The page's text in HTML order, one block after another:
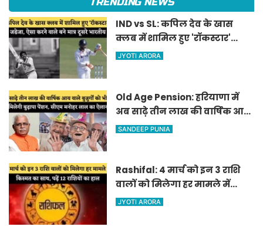
IND vs SL: कपिल देव के खास
क्लब में शामिल हुए 'रॉकस्टार'
जडेजा, ऐसा करने वाले बने मात्र
JYOTI ARORA
Old Age Pension: हरियाणा में
अब साढ़े तीन लाख की वार्षिक आय
वाले बुजुर्गों को भी मिलेगी बुढ़ापा
SANDEEP PUNIA
Rashifal: 4 मार्च को इन 3 राशि
वालों को मिलेगा हर मामले में
किस्मत का साथ, पढ़ें 12 राशियों का
JYOTI ARORA